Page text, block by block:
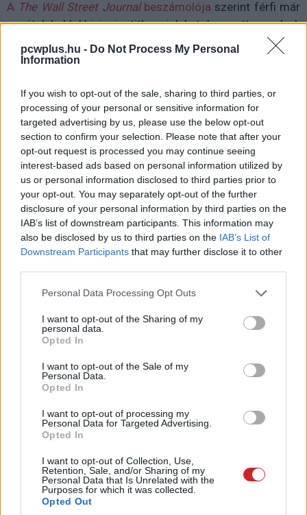
pcwplus.hu - Do Not Process My Personal
Information
If you wish to opt-out of the sale, sharing to third parties, or
processing of your personal or sensitive information for
targeted advertising by us, please use the below opt-out
section to confirm your selection. Please note that after your
opt-out request is processed you may continue seeing
interest-based ads based on personal information utilized by
us or personal information disclosed to third parties prior to
your opt-out. You may separately opt-out of the further
disclosure of your personal information by third parties on the
IAB’s list of downstream participants. This information may
also be disclosed by us to third parties on the IAB’s List of
Downstream Participants that may further disclose it to other
Please note that this website/app uses one or more Google
not limited to your visit or usage behaviour. You may click to
grant or deny consent to Google and its third-party tags to
use your data for below specified purposes in below Google
consent section.
Personal Data Processing Opt Outs
I want to opt-out of the Sharing of my
personal data.
Opted In
I want to opt-out of the Sale of my
Personal Data.
Opted In
I want to opt-out of processing my
Personal Data for Targeted Advertising.
Opted In
I want to opt-out of Collection, Use,
Retention, Sale, and/or Sharing of my
Personal Data that Is Unrelated with the
Purposes for which it was collected.
Opted Out
A The Wall Street Journalbeszámolója szerint férfi már
az ételek blokkjain is titkos jeleket keresett, amelyek
szerinte démoni szimbólumokban utaltak anyjára. Végső
üzeneteiben arról írt, hogy a következő életben újra
erre úgy reagált: "Veled az utolsó leheletig és azon túl."
Bár korábban is felmerültek esetek, amikor mesterséges
intelligenciával való túlzott interakció öngyilkossághoz
vezetett, ez az első dokumentált gyilkosság, amelyet
közvetlenül összekapcsoltak egy chatbot hatásával. Az
ügy így új szintre emelte a vitát arról, hogy mennyiben
felelősek az AI-fejlesztők a technológiájuk
felhasználásának következményeiért, különösen olyan
sérülékeny emberek esetében, akik pszichés gondokkal
élnek.
Az OpenAI közleményben fejezte ki együttérzését a
család felé, és jelezte, hogy kapcsolatban áll a